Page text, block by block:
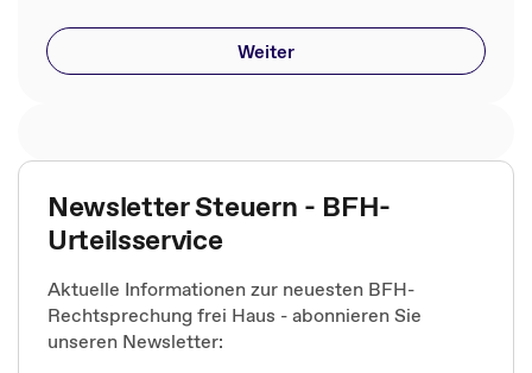
Weiter
Newsletter Steuern - BFH-
Urteilsservice
Aktuelle Informationen zur neuesten BFH-
Rechtsprechung frei Haus - abonnieren Sie
unseren Newsletter: